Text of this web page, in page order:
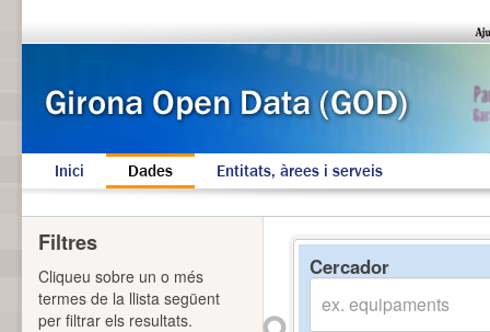
Inici Dades Entitats, àrees i serveis
Cercador
Filtres
Cliqueu sobre un o més
termes de la llista següent
per filtrar els resultats.